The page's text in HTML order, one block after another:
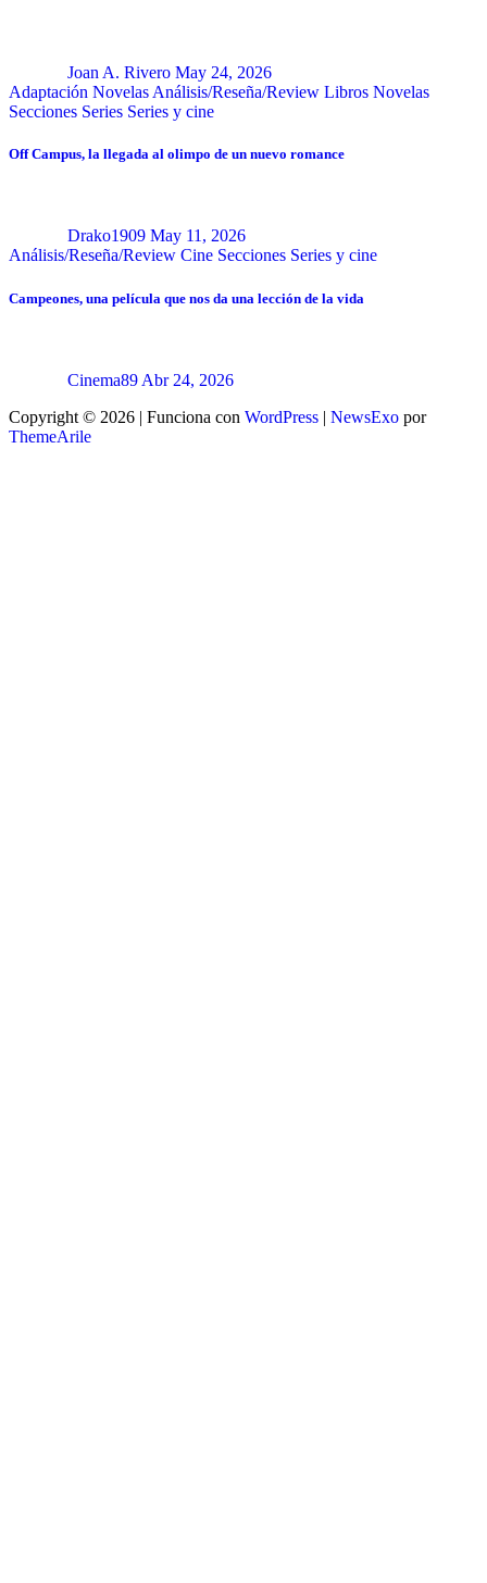
Joan A. Rivero May 24, 2026
Adaptación Novelas Análisis/Reseña/Review Libros Novelas
Secciones Series Series y cine
Off Campus, la llegada al olimpo de un nuevo romance
Drako1909 May 11, 2026
Análisis/Reseña/Review Cine Secciones Series y cine
Campeones, una película que nos da una lección de la vida
Cinema89 Abr 24, 2026
Copyright © 2026 | Funciona con WordPress | NewsExo por
ThemeArile